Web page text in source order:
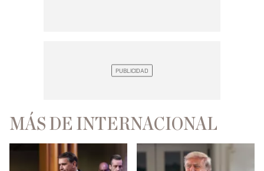
MÁS DE INTERNACIONAL